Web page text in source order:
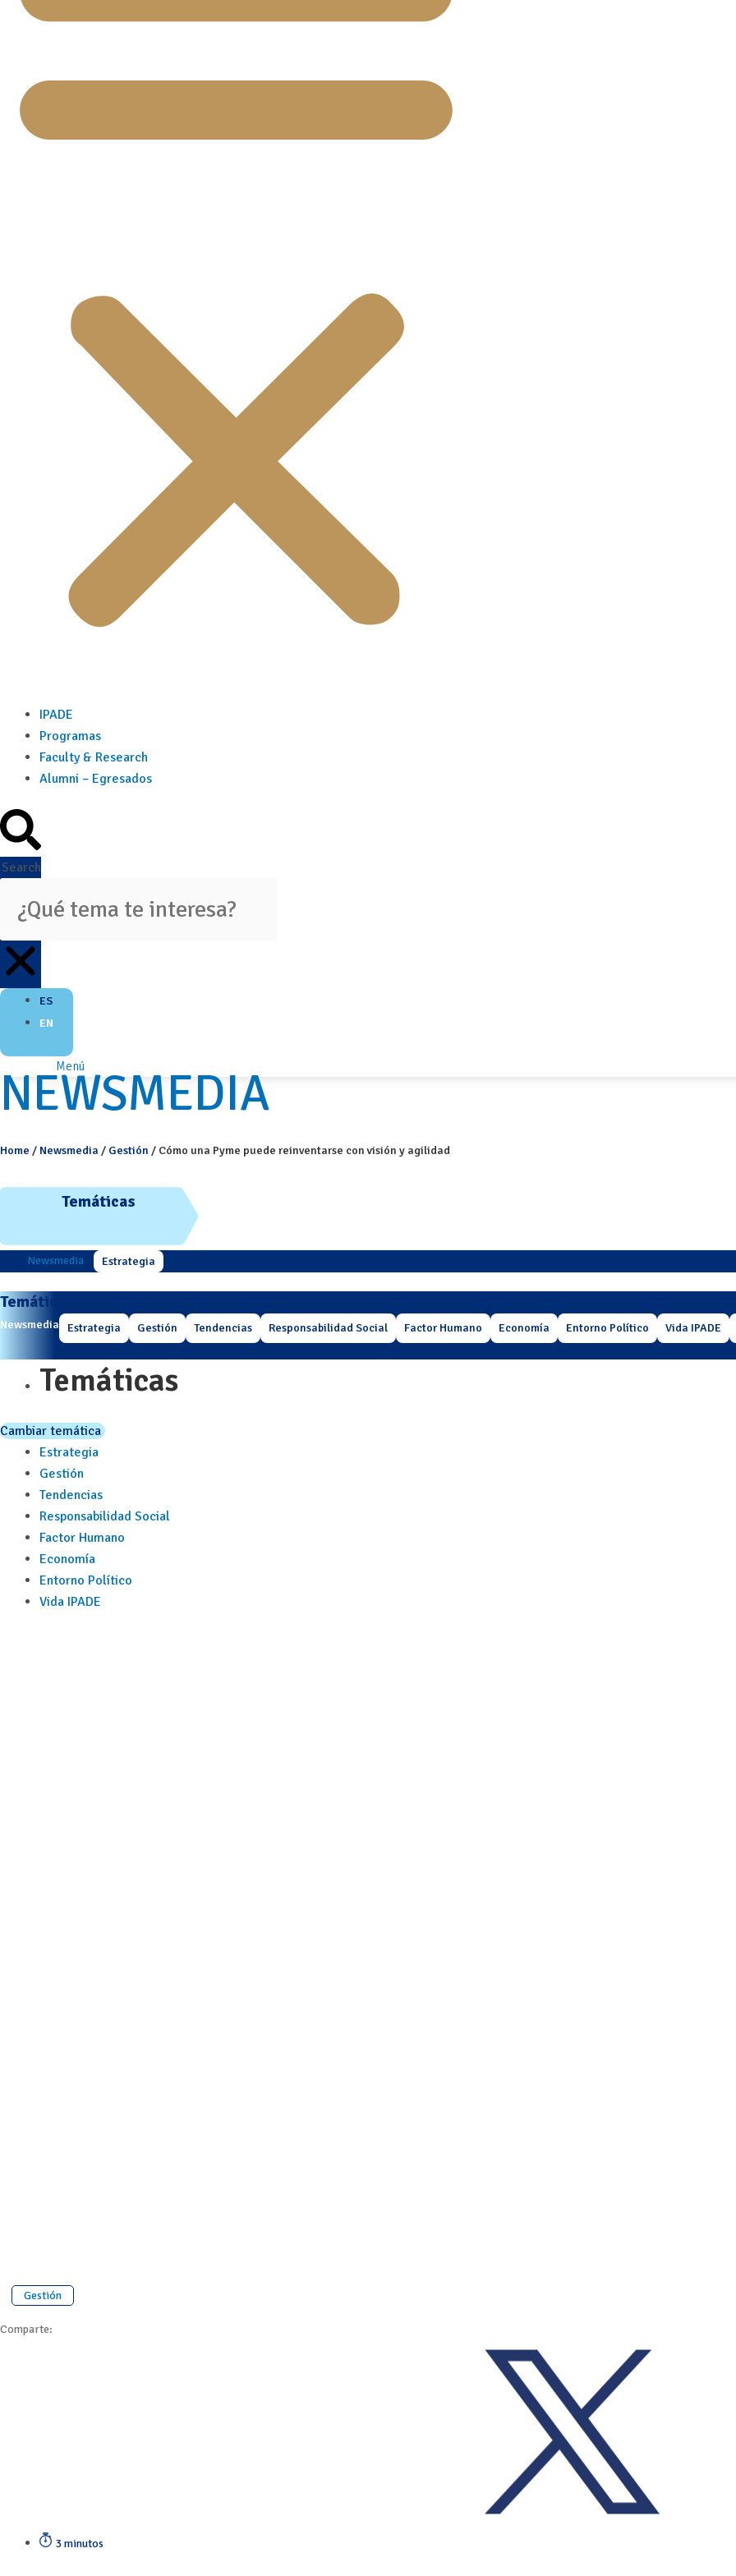
IPADE
Programas
Faculty & Research
Alumni – Egresados
Search
ES
EN
Menú
NEWSMEDIA
Home / Newsmedia / Gestión / Cómo una Pyme puede reinventarse con visión y agilidad
Temáticas
Newsmedia Estrategia
Temáticas
Newsmedia Estrategia Gestión Tendencias Responsabilidad Social Factor Humano Economía Entorno Político Vida IPADE
Temáticas
Cambiar temática
Estrategia
Gestión
Tendencias
Responsabilidad Social
Factor Humano
Economía
Entorno Político
Vida IPADE
Gestión
Comparte:
3 minutos